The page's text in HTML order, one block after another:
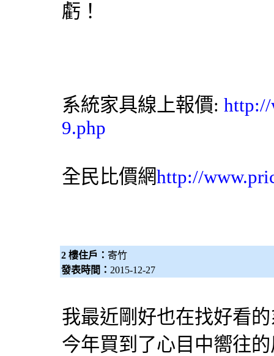
虧！
系統家具線上報價: http://
9.php
全民比價網http://
2 樓住戶： 寄竹
發表時間： 2015-12-27
我最近剛好也在找好看的
今年買到了心目中嚮往